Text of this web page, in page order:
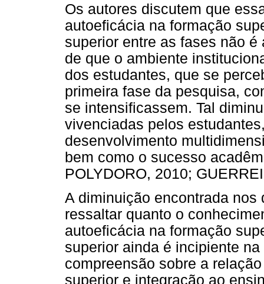
Os autores discutem que
autoeficácia na formação
superior entre as fases não
de que o ambiente
dos estudantes, que se
primeira fase da pesquisa,
se intensificassem. Tal
vivenciadas pelos
desenvolvimento
bem como o sucesso
POLYDORO, 2010;
A diminuição encontrada
ressaltar quanto o
autoeficácia na formação
superior ainda é incipiente
compreensão sobre a
superior e integração ao